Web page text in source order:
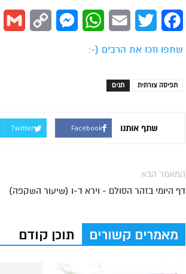
Facebook
Twitter
Email
WhatsApp
Messenger
Copy
שתפו וזכו את הרבים (-:
תגים תפיסה צורתית
שתף אותנו Facebook
Twitter
המאמר הבא
דף היומי בזהר הסולם - וירא ד-ו (שיעור השקפה)
מאמרים קשורים תוכן קודם